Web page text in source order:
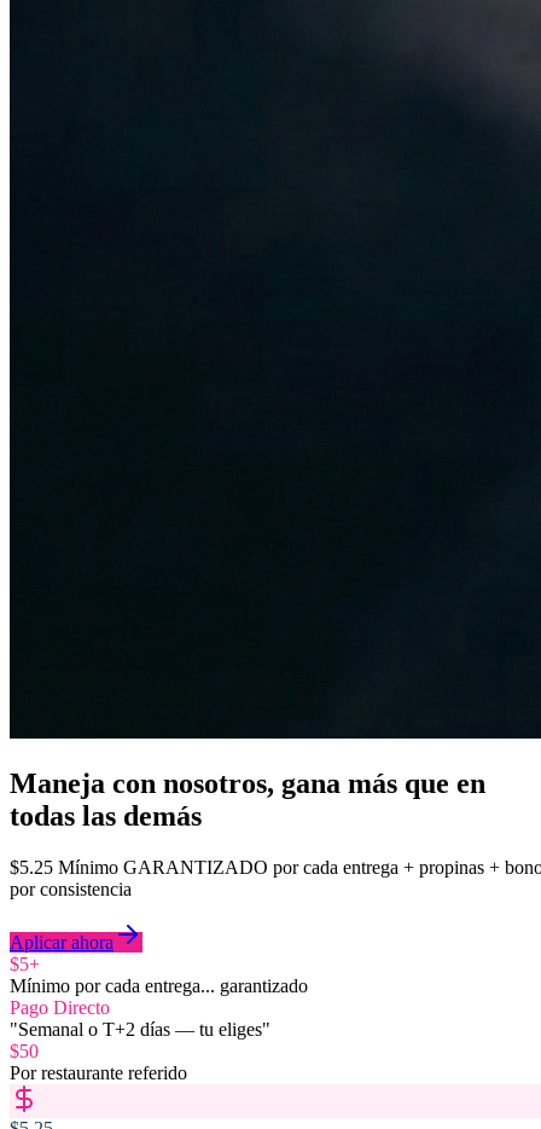
Maneja con nosotros, gana más que en
todas las demás
$5.25 Mínimo GARANTIZADO por cada entrega + propinas +
por consistencia
Aplicar ahora
$5+
Mínimo por cada entrega... garantizado
Pago Directo
"Semanal o T+2 días — tu eliges"
$50
Por restaurante referido